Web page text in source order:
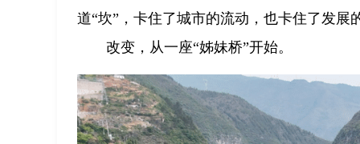
道“坎”，卡住了城市的流动，也卡住了发展
改变，从一座“姊妹桥”开始。